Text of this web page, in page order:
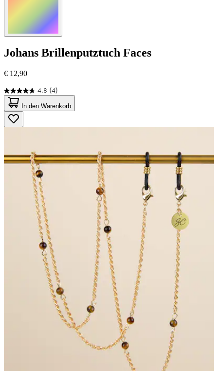
Johans Brillenputztuch Faces
€ 12,90
4.8 (4)
4.8
von
5
Sternen.
4
In den Warenkorb